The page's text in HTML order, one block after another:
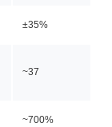
±35%
~37
~700%